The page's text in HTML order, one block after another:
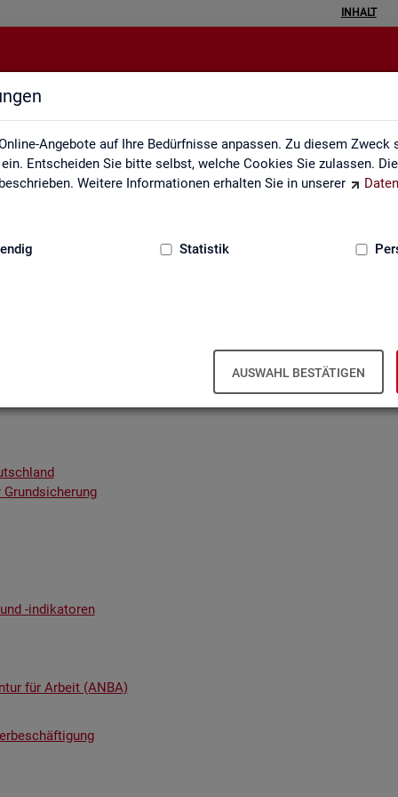
Angebote auf Ihre Bedürfnisse anpassen. Zu diesem Zweck
Entscheiden Sie bitte selbst, welche Cookies Sie zulassen.
Weitere Informationen erhalten Sie in unserer
Statistik
AUSWAHL BESTÄTIGEN
INHALT
Inhalt
In­halts­ver­zeich­nis
-in­di­ka­to­ren
für Ar­beit (ANBA)